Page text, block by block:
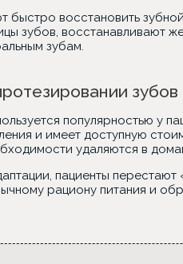
быстро восстановить
зубов, восстанавливают
зубам.
зубов
популярностью у
и имеет доступную
удаляются в
пациенты
рациону питания и